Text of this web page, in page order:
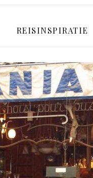
REISINSPIRATIE